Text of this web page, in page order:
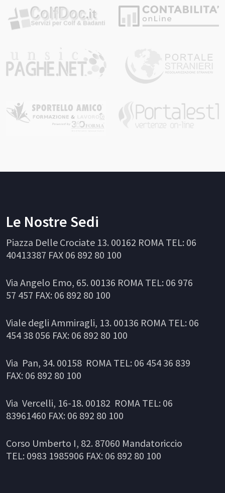
Le Nostre Sedi
Piazza Delle Crociate 13. 00162 ROMA TEL: 06
40413387 FAX 06 892 80 100
Via Angelo Emo, 65. 00136 ROMA TEL: 06 976
57 457 FAX: 06 892 80 100
Viale degli Ammiragli, 13. 00136 ROMA TEL: 06
454 38 056 FAX: 06 892 80 100
Via Pan, 34. 00158 ROMA TEL: 06 454 36 839
FAX: 06 892 80 100
Via Vercelli, 16-18. 00182 ROMA TEL: 06
83961460 FAX: 06 892 80 100
Corso Umberto I, 82. 87060 Mandatoriccio
TEL: 0983 1985906 FAX: 06 892 80 100